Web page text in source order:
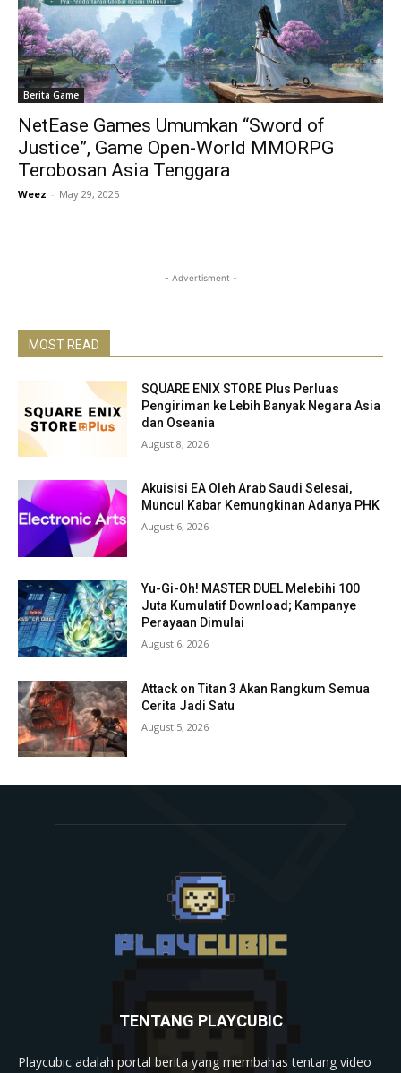
Berita Game
NetEase Games Umumkan “Sword of
Justice”, Game Open-World MMORPG
Terobosan Asia Tenggara
Weez - May 29, 2025
- Advertisment -
MOST READ
SQUARE ENIX STORE Plus Perluas
Pengiriman ke Lebih Banyak Negara Asia
dan Oseania
August 8, 2026
Akuisisi EA Oleh Arab Saudi Selesai,
Muncul Kabar Kemungkinan Adanya PHK
August 6, 2026
Yu-Gi-Oh! MASTER DUEL Melebihi 100
Juta Kumulatif Download; Kampanye
Perayaan Dimulai
August 6, 2026
Attack on Titan 3 Akan Rangkum Semua
Cerita Jadi Satu
August 5, 2026
TENTANG PLAYCUBIC
Playcubic adalah portal berita yang membahas tentang video